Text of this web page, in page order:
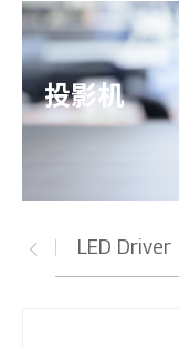
投影机
LED Driver